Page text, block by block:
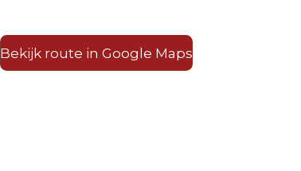
Bekijk route in Google Maps